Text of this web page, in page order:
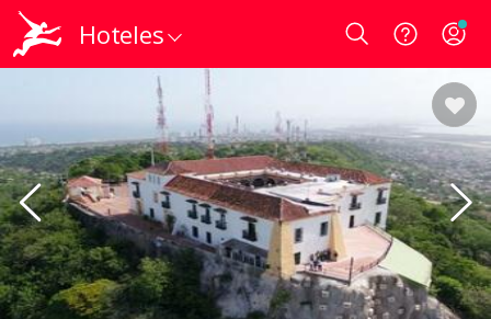
Hoteles Login